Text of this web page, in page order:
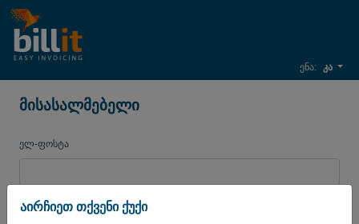
აირჩიეთ თქვენი ქუქი
ენა: კა
მისასალმებელი
ელ-ფოსტა
პაროლი